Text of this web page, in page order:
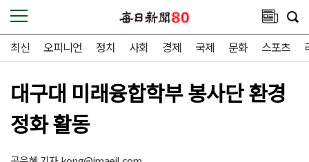
최신 오피니언 정치 사회 경제 국제 문화 스포츠
대구대 미래융합학부 봉사단 환경
정화 활동